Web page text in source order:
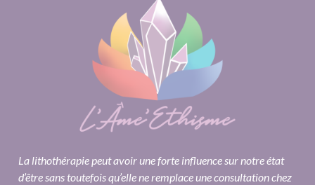
La lithothérapie peut avoir une forte influence sur notre état
d’être sans toutefois qu’elle ne remplace une consultation chez